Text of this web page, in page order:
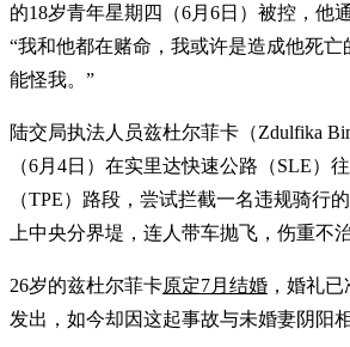
的18岁青年星期四（6月6日）被控，他
“我和他都在赌命，我或许是造成他死亡
能怪我。”
陆交局执法人员兹杜尔菲卡（Zdulfika
（6月4日）在实里达快速公路（SLE）
（TPE）路段，尝试拦截一名违规骑行
上中央分界堤，连人带车抛飞，伤重不治
26岁的兹杜尔菲卡原定7月结婚 ，婚礼
发出，如今却因这起事故与未婚妻阴阳相